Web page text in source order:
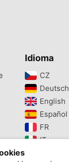
Idioma
CZ‎
Deutsch‎
English‎
Español‎
FR‎
IT‎